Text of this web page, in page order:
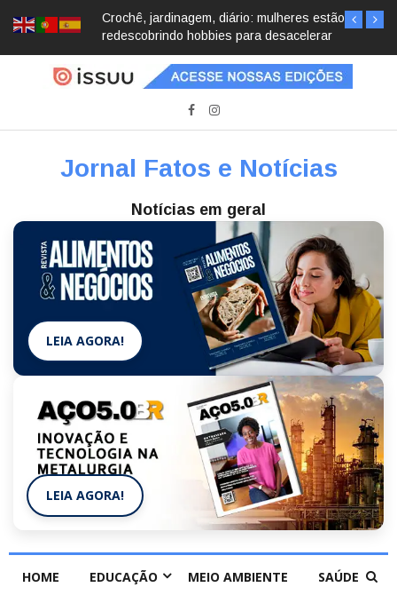
Crochê, jardinagem, diário: mulheres estão
redescobrindo hobbies para desacelerar
Jornal Fatos e Notícias
Notícias em geral
LEIA AGORA!
LEIA AGORA!
HOME EDUCAÇÃO MEIO AMBIENTE SAÚDE